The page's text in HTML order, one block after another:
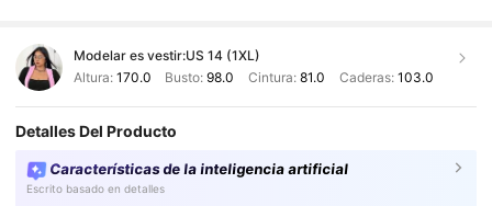
Modelar es vestir:US 14 (1XL)
Altura: 170.0 Busto:98.0 Cintura: 81.0 Caderas: 103.0
Detalles Del Producto
Características de la inteligencia artificial
Escrito basado en detalles